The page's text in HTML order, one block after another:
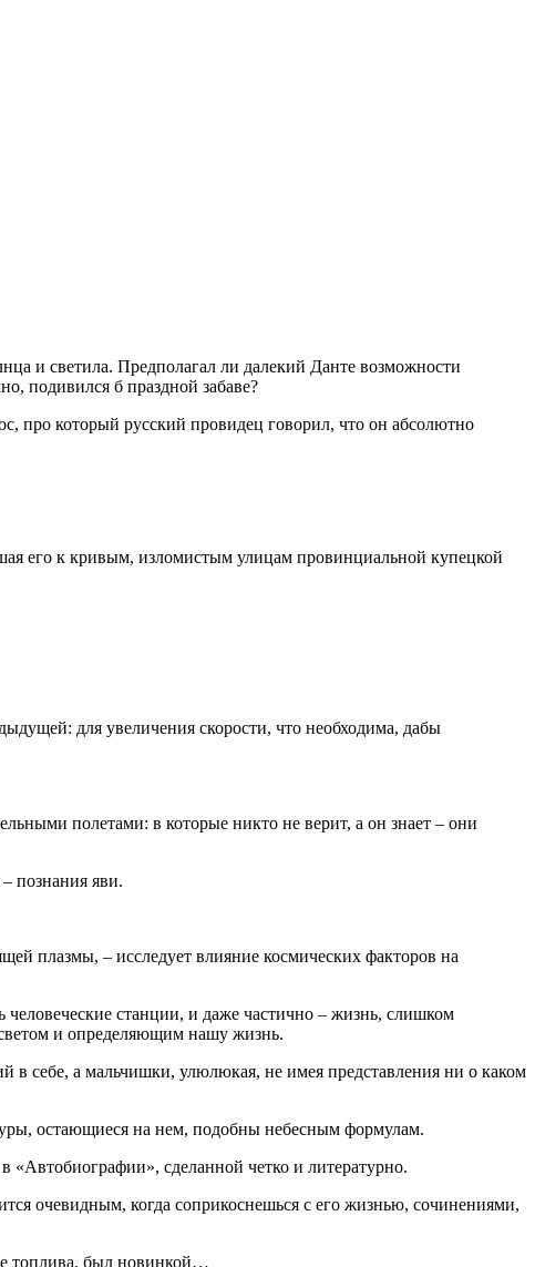
и светила. Предполагал ли далекий Данте возможности
подивился б праздной забаве?
про который русский провидец говорил, что он абсолютно
его к кривым, изломистым улицам провинциальной купецкой
для увеличения скорости, что необходима, дабы
полетами: в которые никто не верит, а он знает – они
познания яви.
плазмы, – исследует влияние космических факторов на
станции, и даже частично – жизнь, слишком
и определяющим нашу жизнь.
себе, а мальчишки, улюлюкая, не имея представления ни о каком
остающиеся на нем, подобны небесным формулам.
«Автобиографии», сделанной четко и литературно.
очевидным, когда соприкоснешься с его жизнью, сочинениями,
топлива, был новинкой…